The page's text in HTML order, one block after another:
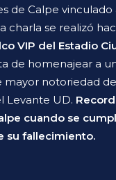
de Calpe vinculado
charla se realizó
VIP del Estadio
de homenajear a
notoriedad
Levante UD.
cuando se
su fallecimiento.